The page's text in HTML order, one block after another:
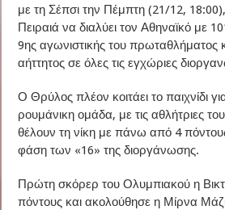
με τη Σέπσι την Πέμπτη (21/12,
Πειραιά να διαλύει τον Αθηναϊκό με
9ης αγωνιστικής του πρωταθλήματος
αήττητος σε όλες τις εγχώριες
Ο Θρύλος πλέον κοιτάει το παιχνίδι
ρουμάνικη ομάδα, με τις αθλήτριες
θέλουν τη νίκη με πάνω από 4
φάση των «16» της διοργάνωσης.
Πρώτη σκόρερ του Ολυμπιακού η
πόντους και ακολούθησε η Μίρνα